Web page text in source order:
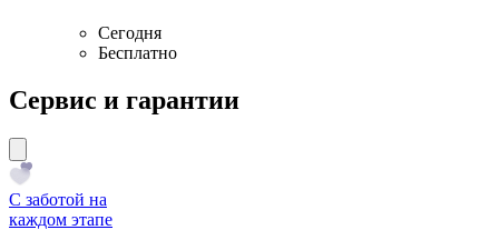
Сегодня
Бесплатно
Сервис и гарантии
С заботой на
каждом этапе